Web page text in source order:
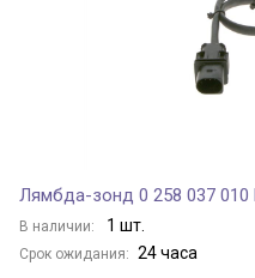
Лямбда-зонд 0 258 037 010
В наличии: 1 шт.
Срок ожидания: 24 часа